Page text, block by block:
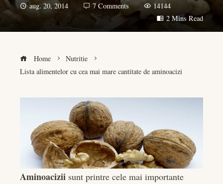
aug. 20, 2014 7 Comments
14144
2 Mins Read
Home
Nutritie
Lista alimentelor cu cea mai mare cantitate de aminoacizi
Aminoacizii sunt printre cele mai importante